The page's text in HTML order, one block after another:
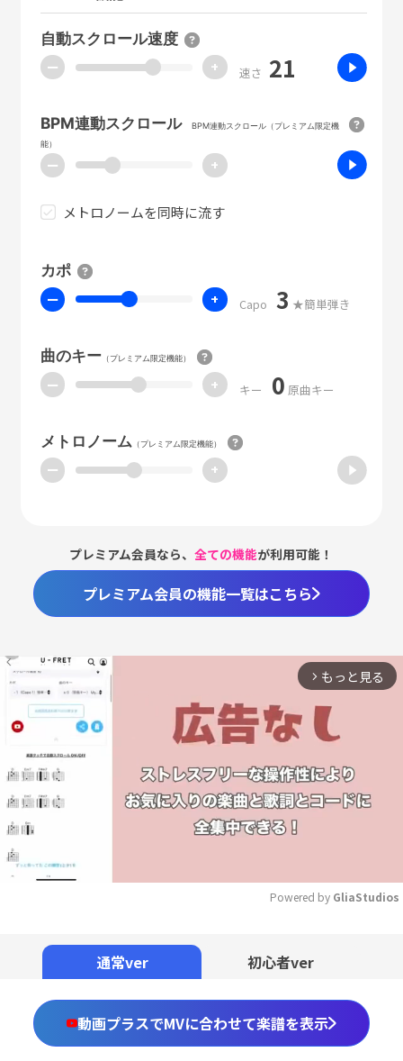
自動スクロール速度
ー + 速さ 21
BPM連動スクロール
BPM連動スクロール（プレミアム限定機
能）
ー +
メトロノームを同時に流す
カポ
ー + Capo 3 ★簡単弾き
曲のキー（プレミアム限定機能）
ー + キー 0 原曲キー
メトロノーム （プレミアム限定機能）
ー +
プレミアム会員なら、全ての機能が利用可能！
プレミアム会員の機能一覧はこちら
arrow_forward_ios もっと見る
Powered by GliaStudios
通常ver 初心者ver
動画プラスでMVに合わせて楽譜を表示